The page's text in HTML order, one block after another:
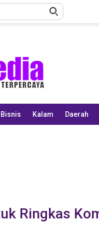
Kalam Daerah
Ringkas